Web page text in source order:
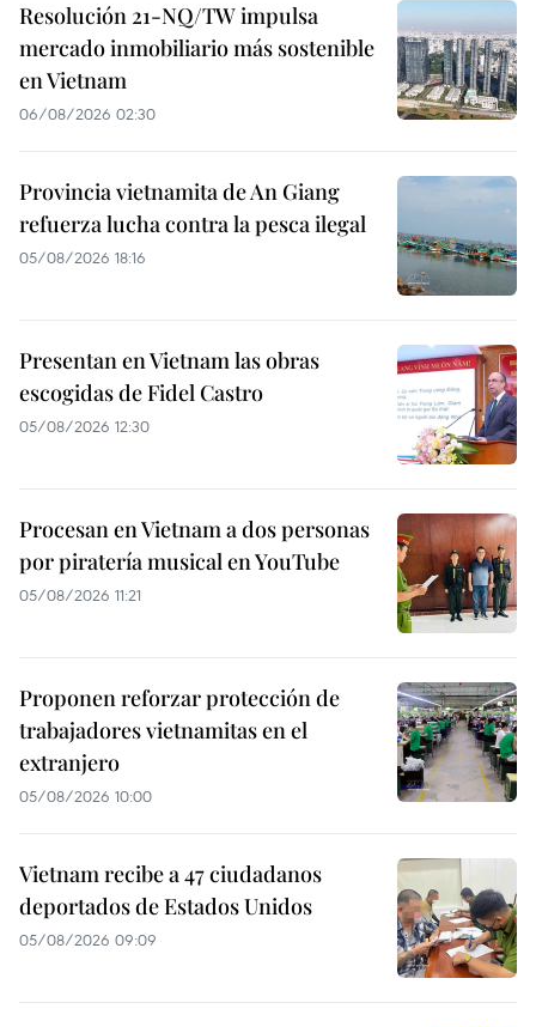
Resolución 21-NQ/TW impulsa
mercado inmobiliario más sostenible
en Vietnam
06/08/2026 02:30
Provincia vietnamita de An Giang
refuerza lucha contra la pesca ilegal
05/08/2026 18:16
Presentan en Vietnam las obras
escogidas de Fidel Castro
05/08/2026 12:30
Procesan en Vietnam a dos personas
por piratería musical en YouTube
05/08/2026 11:21
Proponen reforzar protección de
trabajadores vietnamitas en el
extranjero
05/08/2026 10:00
Vietnam recibe a 47 ciudadanos
deportados de Estados Unidos
05/08/2026 09:09